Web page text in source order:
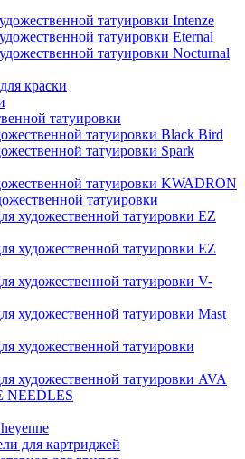
татуировки Intenze
татуировки Eternal
татуировки Nocturnal
краски
татуировки
татуировки Black Bird
татуировки Spark
татуировки KWADRON
татуировки
художественной татуировки EZ
художественной татуировки EZ
художественной татуировки V-
художественной татуировки Mast
художественной татуировки
художественной татуировки AVA
NEEDLES
для картриджей